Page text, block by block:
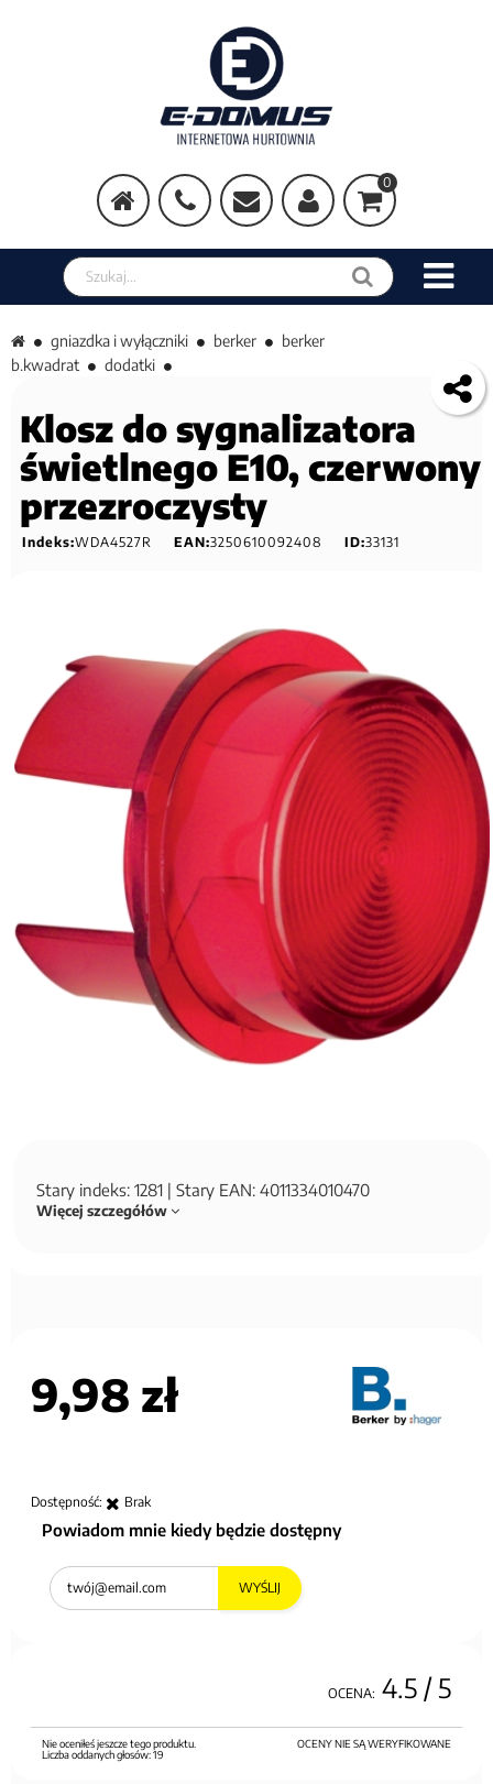
0
Szukaj w sklepie
gniazdka i wyłączniki berker
berker
b.kwadrat
dodatki
Klosz do sygnalizatora
świetlnego E10, czerwony
przezroczysty
Indeks:WDA4527R EAN:3250610092408 ID:33131
Stary indeks: 1281 | Stary EAN: 4011334010470
Więcej szczegółów
9,98 zł
Dostępność: Brak
Powiadom mnie kiedy będzie dostępny
WYŚLIJ
OCENA: 4.5 / 5
OCENY NIE SĄ WERYFIKOWANE
Nie oceniłeś jeszcze tego produktu.
Liczba oddanych głosów:19